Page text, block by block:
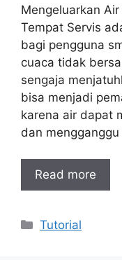
Mengeluarkan
Tempat Servis
bagi pengguna
cuaca tidak
sengaja
bisa menjadi
karena air dapat
dan
Read more
Categories
Tutorial